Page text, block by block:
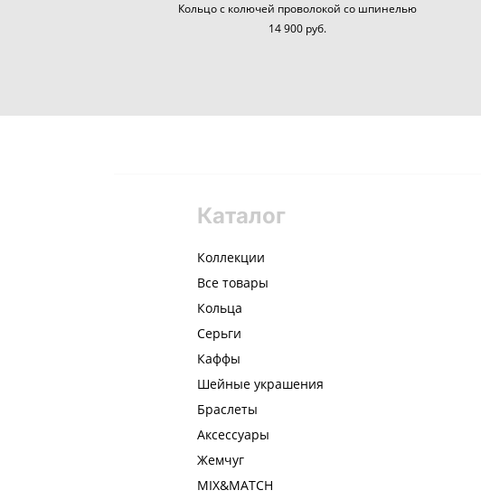
Кольцо с колючей проволокой со шпинелью
14 900 pуб.
Каталог
Коллекции
Все товары
Кольца
Серьги
Каффы
Шейные украшения
Браслеты
Аксессуары
Жемчуг
MIX&MATCH